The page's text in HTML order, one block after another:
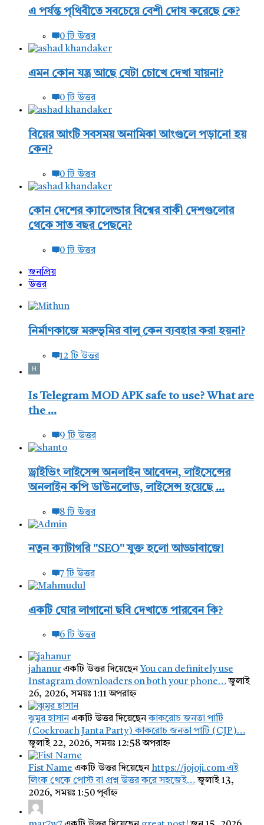
এ পর্যন্ত পৃথিবীতে সবচেয়ে বেশী দোষ করেছে কে?
0 টি উত্তর
এমন কোন যন্ত্র আছে যেটা চোখে দেখা যায়না?
0 টি উত্তর
বিয়ের আংটি সবসময় অনামিকা আংগুলে পড়ানো হয়
কেন?
0 টি উত্তর
কোন দেশের ক্যালেন্ডার বিশ্বের বাকী দেশগুলোর
থেকে সাত বছর পেছনে?
0 টি উত্তর
জনপ্রিয়
উত্তর
নির্মাণকাজে মরুভূমির বালু কেন ব্যবহার করা হয়না?
12 টি উত্তর
Is Telegram MOD APK safe to use? What are
the ...
9 টি উত্তর
ড্রাইভিং লাইসেন্স অনলাইন আবেদন, লাইসেন্সের
অনলাইন কপি ডাউনলোড, লাইসেন্স হয়েছে ...
8 টি উত্তর
নতুন ক্যাটাগরি "SEO" যুক্ত হলো আড্ডাবাজে!
7 টি উত্তর
একটি ঘোর লাগানো ছবি দেখাতে পারবেন কি?
6 টি উত্তর
jahanurএকটি উত্তর দিয়েছেন You can definitely use
Instagram downloaders on both your phone… জুলাই
26, 2026, সময়ঃ 1:11 অপরাহ্ন
ঝুমুর হাসানএকটি উত্তর দিয়েছেনকাকরোচ জনতা পার্টি
(Cockroach Janta Party) কাকরোচ জনতা পার্টি (CJP)…
জুলাই 22, 2026, সময়ঃ 12:58 অপরাহ্ন
Fist Name একটি উত্তর দিয়েছেন https://jojoji.com এই
লিংক থেকে পোস্ট বা প্রশ্ন উত্তর করে সহজেই… জুলাই 13,
2026, সময়ঃ 1:50 পূর্বাহ্ন